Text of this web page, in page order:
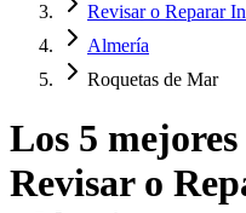
Revisar o Reparar
Almería
Roquetas de Mar
Los 5 mejores
Revisar o